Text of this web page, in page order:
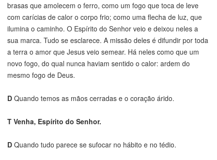
brasas que amolecem o ferro, como um fogo que toca de leve
com carícias de calor o corpo frio; como uma flecha de luz, que
ilumina o caminho. O Espírito do Senhor veio e deixou neles a
sua marca. Tudo se esclarece. A missão deles é difundir por toda
a terra o amor que Jesus veio semear. Há neles como que um
novo fogo, do qual nunca haviam sentido o calor: ardem do
mesmo fogo de Deus.
D Quando temos as mãos cerradas e o coração árido.
T Venha, Espírito do Senhor.
D Quando tudo parece se sufocar no hábito e no tédio.